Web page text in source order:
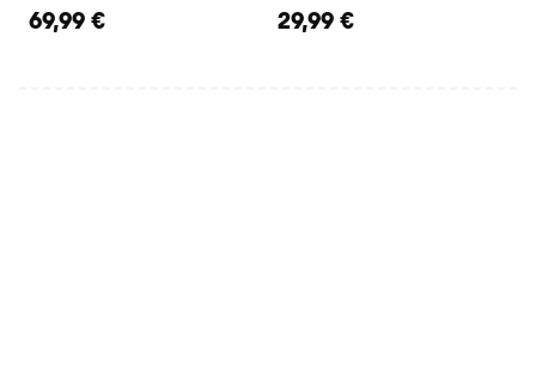
69,99 € 29,99 €